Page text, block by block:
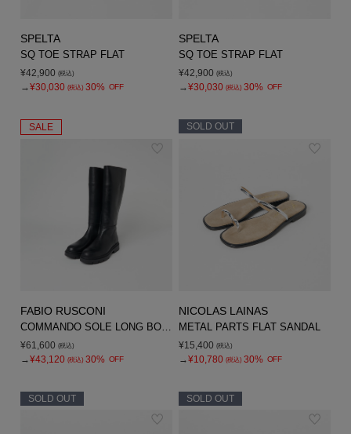
SPELTA
SQ TOE STRAP FLAT
¥42,900 (税込)
→¥30,030 (税込) 30% OFF
SPELTA
SQ TOE STRAP FLAT
¥42,900 (税込)
→¥30,030 (税込) 30% OFF
SALE
FABIO RUSCONI
COMMANDO SOLE LONG BOOT
¥61,600 (税込)
→¥43,120 (税込) 30% OFF
SOLD OUT
NICOLAS LAINAS
METAL PARTS FLAT SANDAL
¥15,400 (税込)
→¥10,780 (税込) 30% OFF
SOLD OUT SOLD OUT